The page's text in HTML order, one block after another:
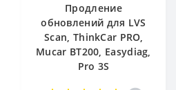
Продление
обновлений для LVS
Scan, ThinkCar PRO,
Mucar BT200, Easydiag,
Pro 3S